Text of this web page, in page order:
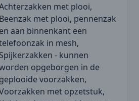
met plooi,
Beenzak met plooi, pennenzak
en aan binnenkant een
in mesh,
Spijkerzakken - kunnen
opgeborgen in de
geplooide voorzakken,
met opzetstuk,